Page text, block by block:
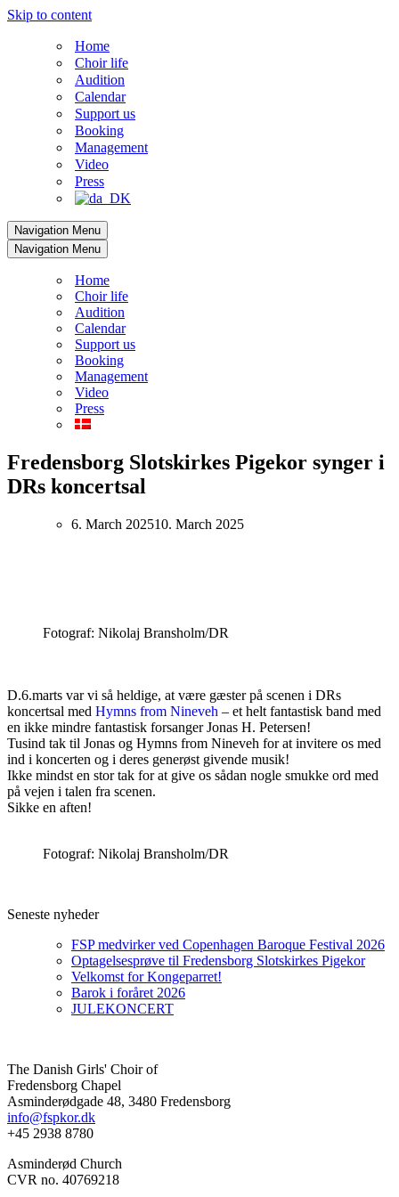
Skip to content
Home
Choir life
Audition
Calendar
Support us
Booking
Management
Video
Press
Navigation Menu
Navigation Menu
Home
Choir life
Audition
Calendar
Support us
Booking
Management
Video
Press
Fredensborg Slotskirkes Pigekor synger i
DRs koncertsal
6. March 202510. March 2025
Fotograf: Nikolaj Bransholm/DR
D.6.marts var vi så heldige, at være gæster på scenen i DRs
koncertsal med Hymns from Nineveh – et helt fantastisk band med
en ikke mindre fantastisk forsanger Jonas H. Petersen!
Tusind tak til Jonas og Hymns from Nineveh for at invitere os med
ind i koncerten og i deres generøst givende musik!
Ikke mindst en stor tak for at give os sådan nogle smukke ord med
på vejen i talen fra scenen.
Sikke en aften!
Fotograf: Nikolaj Bransholm/DR
Seneste nyheder
FSP medvirker ved Copenhagen Baroque Festival 2026
Optagelsesprøve til Fredensborg Slotskirkes Pigekor
Velkomst for Kongeparret!
Barok i foråret 2026
JULEKONCERT
The Danish Girls' Choir of
Fredensborg Chapel
Asminderødgade 48, 3480 Fredensborg
info@fspkor.dk
+45 2938 8780
Asminderød Church
CVR no. 40769218